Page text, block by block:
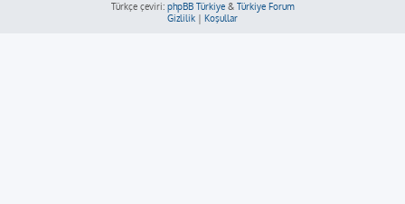
Türkçe çeviri: phpBB Türkiye& Türkiye Forum
Gizlilik | Koşullar